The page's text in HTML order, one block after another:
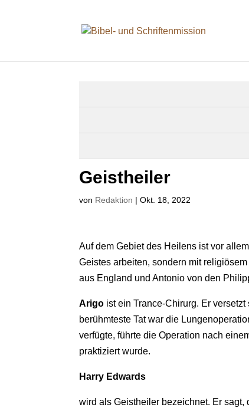
Geistheiler
von Redaktion |Okt. 18, 2022
Auf dem Gebiet des Heilens ist vor
Geistes arbeiten, sondern mit religiösem
aus England und Antonio von den
Arigo ist ein Trance-Chirurg. Er
berühmteste Tat war die
verfügte, führte die Operation nach
praktiziert wurde.
Harry Edwards
wird als Geistheiler bezeichnet. Er